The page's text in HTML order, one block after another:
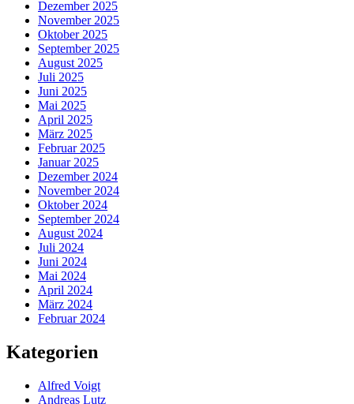
Dezember 2025
November 2025
Oktober 2025
September 2025
August 2025
Juli 2025
Juni 2025
Mai 2025
April 2025
März 2025
Februar 2025
Januar 2025
Dezember 2024
November 2024
Oktober 2024
September 2024
August 2024
Juli 2024
Juni 2024
Mai 2024
April 2024
März 2024
Februar 2024
Kategorien
Alfred Voigt
Andreas Lutz